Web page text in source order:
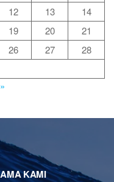
12 13
14
19 20
21
26 27
28
KAMI